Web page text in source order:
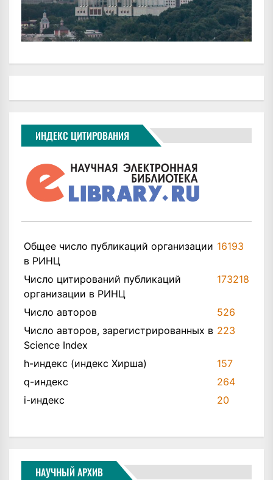
ИНДЕКС ЦИТИРОВАНИЯ
Общее число публикаций организации
в РИНЦ
16193
Число цитирований публикаций
организации в РИНЦ
173218
Число авторов
526
Число авторов, зарегистрированных в
Science Index
223
h-индекс (индекс Хирша)
157
q-индекс
264
i-индекс
20
НАУЧНЫЙ АРХИВ